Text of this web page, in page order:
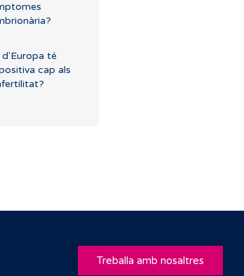
d'Europa té
cap als
Treballa amb nosaltres